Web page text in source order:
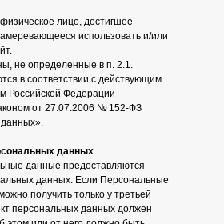
лицо, достигшее
использовать и/или
не определенные в п. 2.1.
в соответствии с действующим
Российской Федерации
от 27.07.2006 № 152-ФЗ
данных
данные предоставляются
данных. Если Персональные
получить только у третьей
персональных данных должен